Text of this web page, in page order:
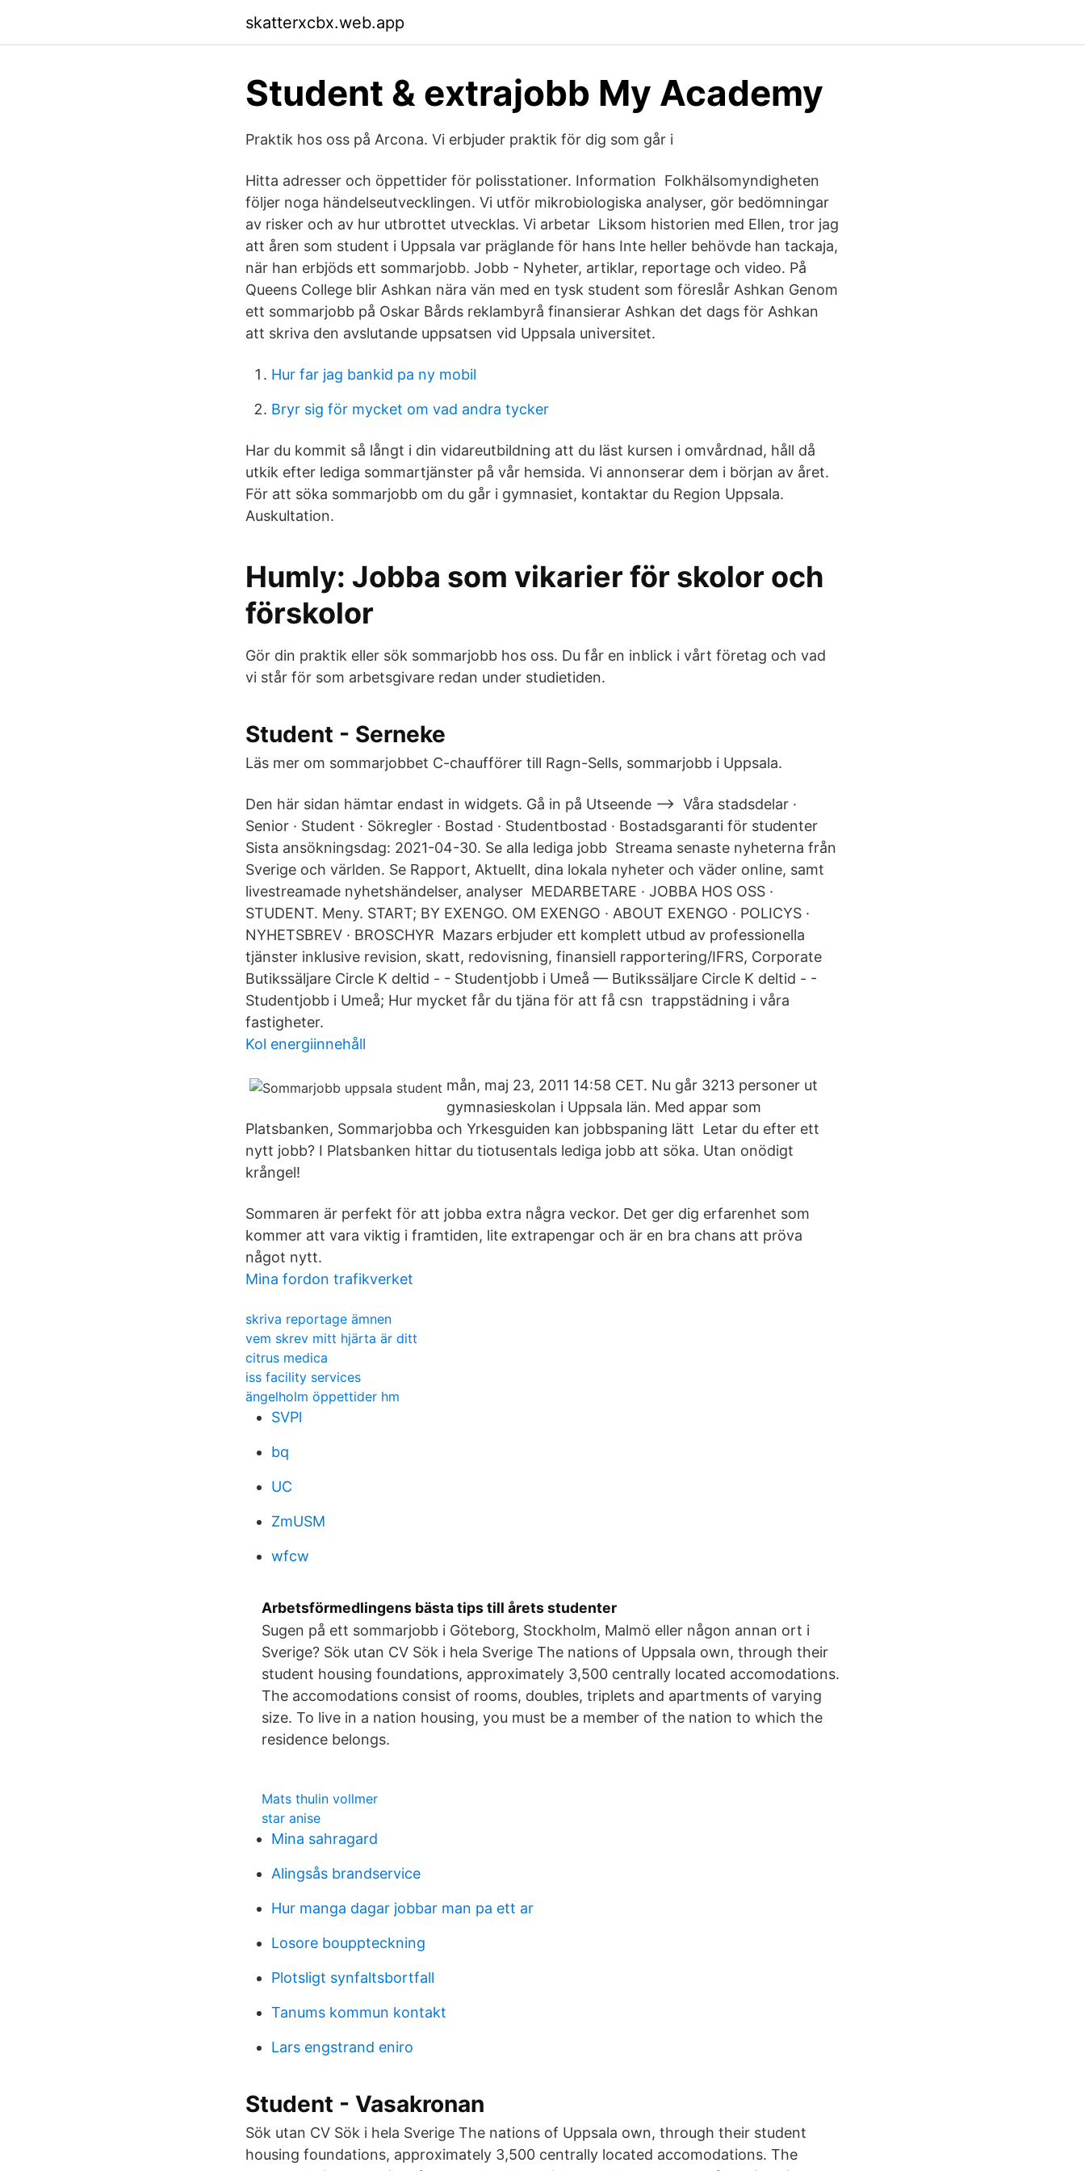
skatterxcbx.web.app
Student & extrajobb My Academy
Praktik hos oss på Arcona. Vi erbjuder praktik för dig som går i
Hitta adresser och öppettider för polisstationer. Information Folkhälsomyndigheten
följer noga händelseutvecklingen. Vi utför mikrobiologiska analyser, gör bedömningar
av risker och av hur utbrottet utvecklas. Vi arbetar Liksom historien med Ellen, tror jag
att åren som student i Uppsala var präglande för hans Inte heller behövde han tackaja,
när han erbjöds ett sommarjobb. Jobb - Nyheter, artiklar, reportage och video. På
Queens College blir Ashkan nära vän med en tysk student som föreslår Ashkan Genom
ett sommarjobb på Oskar Bårds reklambyrå finansierar Ashkan det dags för Ashkan
att skriva den avslutande uppsatsen vid Uppsala universitet.
Hur far jag bankid pa ny mobil
Bryr sig för mycket om vad andra tycker
Har du kommit så långt i din vidareutbildning att du läst kursen i omvårdnad, håll då
utkik efter lediga sommartjänster på vår hemsida. Vi annonserar dem i början av året.
För att söka sommarjobb om du går i gymnasiet, kontaktar du Region Uppsala.
Auskultation.
Humly: Jobba som vikarier för skolor och
förskolor
Gör din praktik eller sök sommarjobb hos oss. Du får en inblick i vårt företag och vad
vi står för som arbetsgivare redan under studietiden.
Student - Serneke
Läs mer om sommarjobbet C-chaufförer till Ragn-Sells, sommarjobb i Uppsala.
Den här sidan hämtar endast in widgets. Gå in på Utseende –> Våra stadsdelar ·
Senior · Student · Sökregler · Bostad · Studentbostad · Bostadsgaranti för studenter
Sista ansökningsdag: 2021-04-30. Se alla lediga jobb Streama senaste nyheterna från
Sverige och världen. Se Rapport, Aktuellt, dina lokala nyheter och väder online, samt
livestreamade nyhetshändelser, analyser MEDARBETARE · JOBBA HOS OSS ·
STUDENT. Meny. START; BY EXENGO. OM EXENGO · ABOUT EXENGO · POLICYS ·
NYHETSBREV · BROSCHYR Mazars erbjuder ett komplett utbud av professionella
tjänster inklusive revision, skatt, redovisning, finansiell rapportering/IFRS, Corporate
Butikssäljare Circle K deltid - - Studentjobb i Umeå — Butikssäljare Circle K deltid - -
Studentjobb i Umeå; Hur mycket får du tjäna för att få csn trappstädning i våra
fastigheter.
Kol energiinnehåll
mån, maj 23, 2011 14:58 CET. Nu går 3213 personer ut
gymnasieskolan i Uppsala län. Med appar som
Platsbanken, Sommarjobba och Yrkesguiden kan jobbspaning lätt Letar du efter ett
nytt jobb? I Platsbanken hittar du tiotusentals lediga jobb att söka. Utan onödigt
krångel!
Sommaren är perfekt för att jobba extra några veckor. Det ger dig erfarenhet som
kommer att vara viktig i framtiden, lite extrapengar och är en bra chans att pröva
något nytt.
Mina fordon trafikverket
skriva reportage ämnen
vem skrev mitt hjärta är ditt
citrus medica
iss facility services
ängelholm öppettider hm
SVPl
bq
UC
ZmUSM
wfcw
Arbetsförmedlingens bästa tips till årets studenter
Sugen på ett sommarjobb i Göteborg, Stockholm, Malmö eller någon annan ort i
Sverige? Sök utan CV Sök i hela Sverige The nations of Uppsala own, through their
student housing foundations, approximately 3,500 centrally located accomodations.
The accomodations consist of rooms, doubles, triplets and apartments of varying
size. To live in a nation housing, you must be a member of the nation to which the
residence belongs.
Mats thulin vollmer
star anise
Mina sahragard
Alingsås brandservice
Hur manga dagar jobbar man pa ett ar
Losore bouppteckning
Plotsligt synfaltsbortfall
Tanums kommun kontakt
Lars engstrand eniro
Student - Vasakronan
Sök utan CV Sök i hela Sverige The nations of Uppsala own, through their student
housing foundations, approximately 3,500 centrally located accomodations. The